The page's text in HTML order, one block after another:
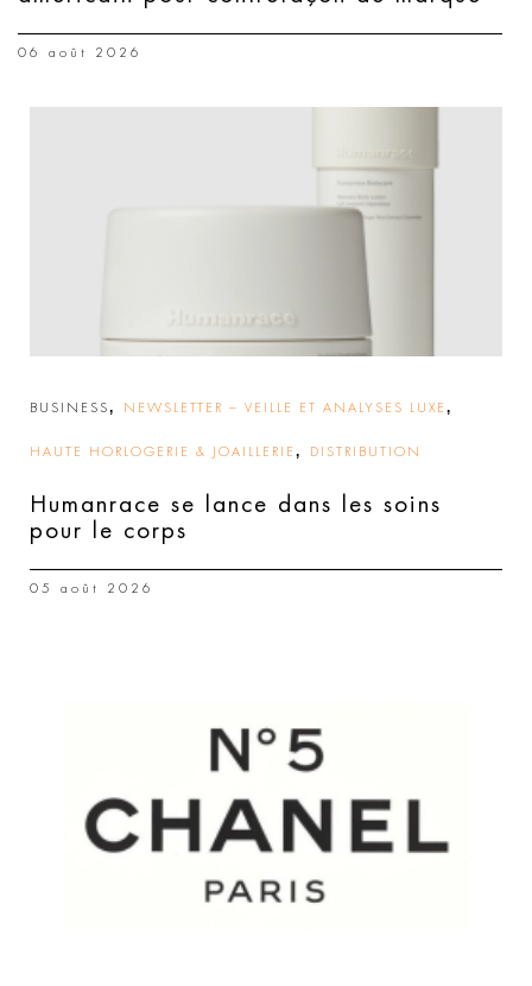
06 août 2026
BUSINESS, NEWSLETTER – VEILLE ET ANALYSES LUXE ,
HAUTE HORLOGERIE & JOAILLERIE , DISTRIBUTION
Humanrace se lance dans les soins
pour le corps
05 août 2026